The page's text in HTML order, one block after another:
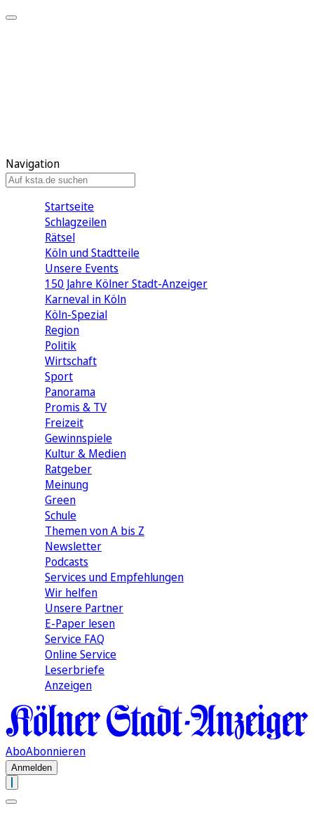
Navigation
Startseite
Schlagzeilen
Rätsel
Köln und Stadtteile
Unsere Events
150 Jahre Kölner Stadt-Anzeiger
Karneval in Köln
Köln-Spezial
Region
Politik
Wirtschaft
Sport
Panorama
Promis & TV
Freizeit
Gewinnspiele
Kultur & Medien
Ratgeber
Meinung
Green
Schule
Themen von A bis Z
Newsletter
Podcasts
Services und Empfehlungen
Wir helfen
Unsere Partner
E-Paper lesen
Service FAQ
Online Service
Leserbriefe
Anzeigen
AboAbonnieren
Anmelden